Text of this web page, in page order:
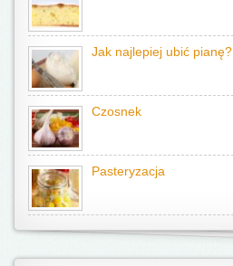
Jak najlepiej ubić pianę?
Czosnek
Pasteryzacja